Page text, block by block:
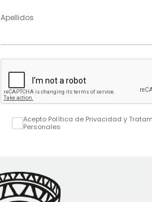
Apellidos
Acepto Política de Privacidad y
Personales